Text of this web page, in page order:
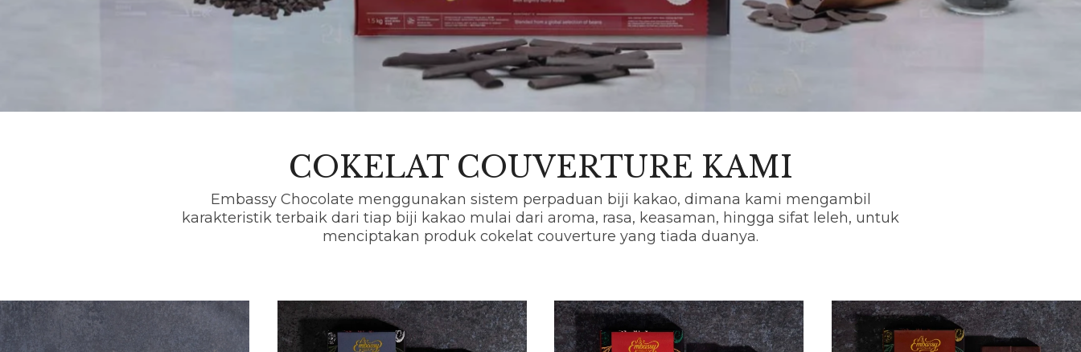
COKELAT COUVERTURE KAMI
Embassy Chocolate menggunakan sistem perpaduan biji kakao, dimana kami mengambil
karakteristik terbaik dari tiap biji kakao mulai dari aroma, rasa, keasaman, hingga sifat leleh, untuk
menciptakan produk cokelat couverture yang tiada duanya.